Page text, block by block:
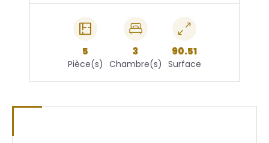
5
Pièce(s)
3
Chambre(s)
90.51
Surface